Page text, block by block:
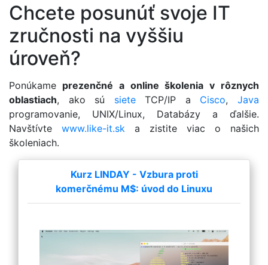
Chcete posunúť svoje IT
zručnosti na vyššiu
úroveň?
Ponúkame prezenčné a online školenia v rôznych
oblastiach, ako sú sieteTCP/IP a Cisco,Java
programovanie, UNIX/Linux, Databázy a ďalšie.
Navštívte www.like-it.sk a zistite viac o našich
školeniach.
Kurz LINDAY - Vzbura proti
komerčnému M$: úvod do Linuxu